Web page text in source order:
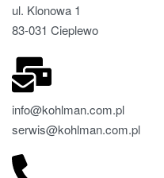
ul. Klonowa 1
83-031 Cieplewo
info@kohlman.com.pl
serwis@kohlman.com.pl